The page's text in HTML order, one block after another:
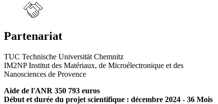
Partenariat
TUC Technische Universität Chemnitz
IM2NP Institut des Matériaux, de Microélectronique et des
Nanosciences de Provence
Aide de l'ANR 350 793 euros
Début et durée du projet scientifique : décembre 2024 - 36 Mois